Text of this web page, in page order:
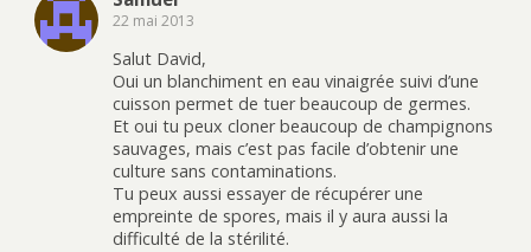
22 mai 2013
Salut David,
Oui un blanchiment en eau vinaigrée suivi d’une
cuisson permet de tuer beaucoup de germes.
Et oui tu peux cloner beaucoup de champignons
sauvages, mais c’est pas facile d’obtenir une
culture sans contaminations.
Tu peux aussi essayer de récupérer une
empreinte de spores, mais il y aura aussi la
difficulté de la stérilité.